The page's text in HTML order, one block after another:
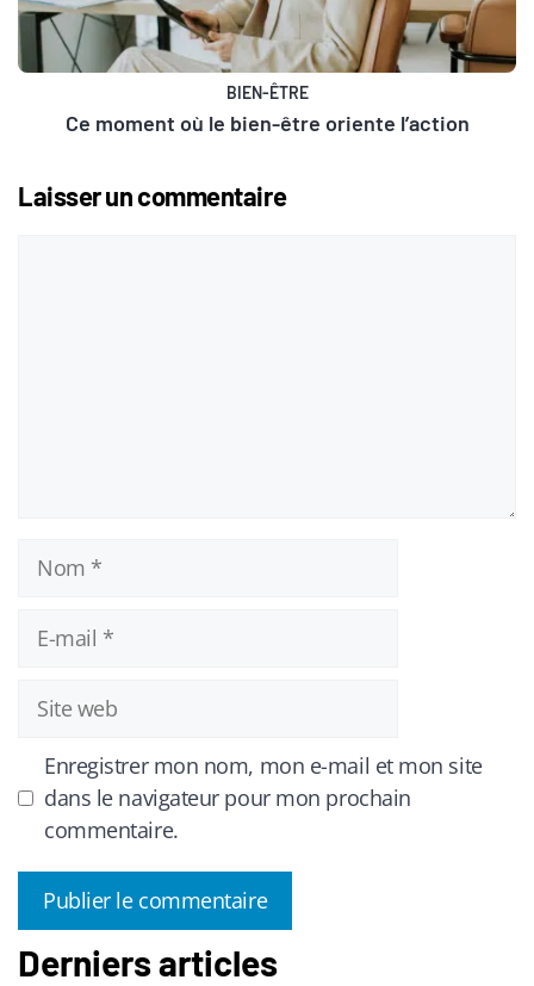
BIEN-ÊTRE
Ce moment où le bien-être oriente l’action
Laisser un commentaire
mail
Site
web
Enregistrer mon nom, mon e-mail et mon site
dans le navigateur pour mon prochain
commentaire.
A
Derniers articles